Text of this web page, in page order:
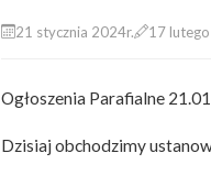
21 stycznia 2024r. 17
Ogłoszenia Parafialne
Dzisiaj obchodzimy